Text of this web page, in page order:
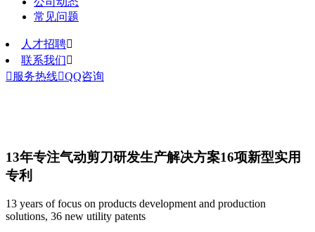
常见问题
人才招聘
联系我们
 服务热线QQ咨询
13年专注气动剪刀研发生产解决方案16项新型实用
专利
13 years of focus on products development and production
solutions, 36 new utility patents